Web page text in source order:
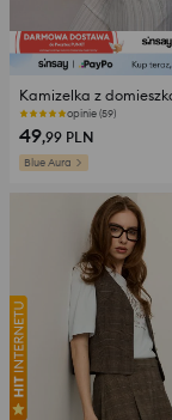
opinie (59)
49,99 PLN
Blue Aura